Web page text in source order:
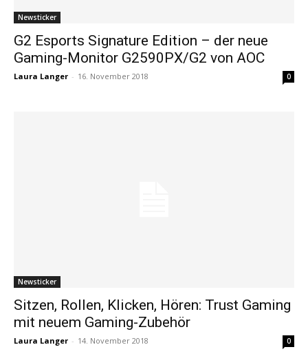
Newsticker
G2 Esports Signature Edition – der neue
Gaming-Monitor G2590PX/G2 von AOC
Laura Langer - 16. November 2018 0
Newsticker
Sitzen, Rollen, Klicken, Hören: Trust Gaming
mit neuem Gaming-Zubehör
Laura Langer - 14. November 2018 0